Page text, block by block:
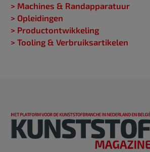
> Machines & Randapparatuur
> Opleidingen
> Productontwikkeling
> Tooling & Verbruiksartikelen